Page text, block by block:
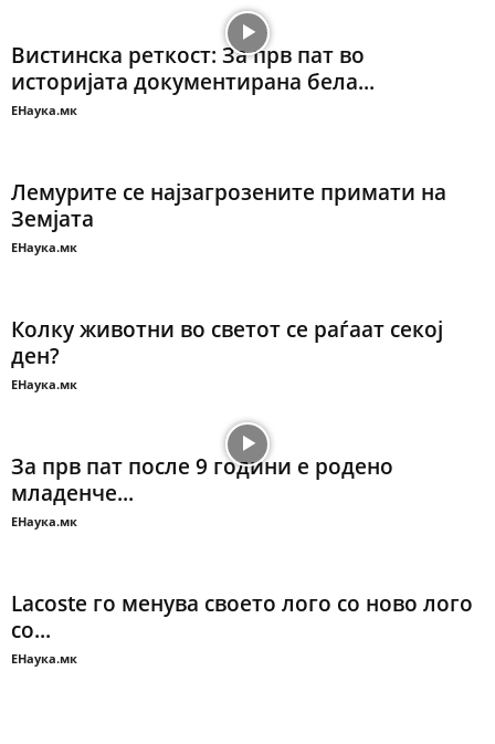
Вистинска реткост: За прв пат во
историјата документирана бела...
ЕНаука.мк
Лемурите се најзагрозените примати на
Земјата
ЕНаука.мк
Колку животни во светот се раѓаат секој
ден?
ЕНаука.мк
За прв пат после 9 години е родено
младенче...
ЕНаука.мк
Lacoste го менува своето лого со ново лого
со...
ЕНаука.мк